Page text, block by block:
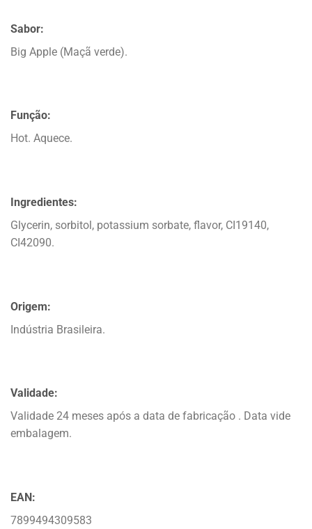
Sabor:
Big Apple (Maçã verde).
Função:
Hot. Aquece.
Ingredientes:
Glycerin, sorbitol, potassium sorbate, flavor, CI19140,
CI42090.
Origem:
Indústria Brasileira.
Validade:
Validade 24 meses após a data de fabricação . Data vide
embalagem.
EAN:
7899494309583